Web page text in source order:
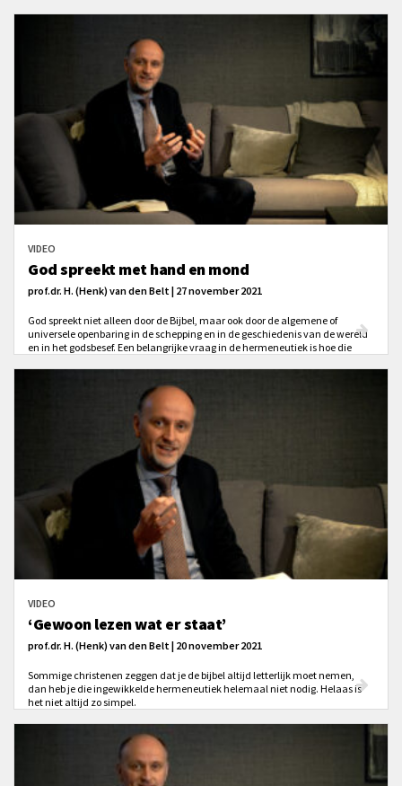
VIDEO
God spreekt met hand en mond
prof.dr. H. (Henk) van den Belt | 27 november 2021
God spreekt niet alleen door de Bijbel, maar ook door de algemene of
universele openbaring in de schepping en in de geschiedenis van de wereld
en in het godsbesef. Een belangrijke vraag in de hermeneutiek is hoe die
VIDEO
‘Gewoon lezen wat er staat’
prof.dr. H. (Henk) van den Belt | 20 november 2021
Sommige christenen zeggen dat je de bijbel altijd letterlijk moet nemen,
dan heb je die ingewikkelde hermeneutiek helemaal niet nodig. Helaas is
het niet altijd zo simpel.